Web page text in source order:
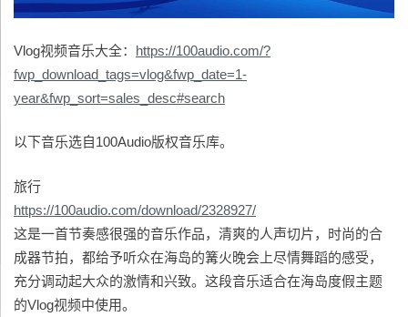
Vlog视频音乐大全： https://100audio.com/?
fwp_download_tags=vlog&fwp_date=1-
year&fwp_sort=sales_desc#search
以下音乐选自100Audio版权音乐库。
旅行
https://100audio.com/download/2328927/
这是一首节奏感很强的音乐作品，清爽的人声切片，时尚的合
成器节拍，都给予听众在海岛的篝火晚会上尽情舞蹈的感受，
充分调动起大众的激情和兴致。这段音乐适合在海岛度假主题
的Vlog视频中使用。